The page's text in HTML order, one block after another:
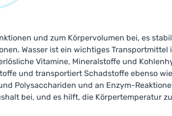
und zum Körpervolumen bei, es
Wasser ist ein wichtiges Transportmittel
Vitamine, Mineralstoffe und
und transportiert Schadstoffe ebenso
Polysacchariden und an Enzym-
bei, und es hilft, die Körpertemperatur